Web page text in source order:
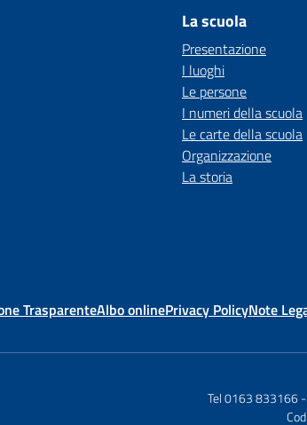
La scuola
Presentazione
I luoghi
Le persone
I numeri della scuola
Le carte della scuola
Organizzazione
La storia
TrasparenteAlbo onlinePrivacy PolicyNote
Tel 0163 833166